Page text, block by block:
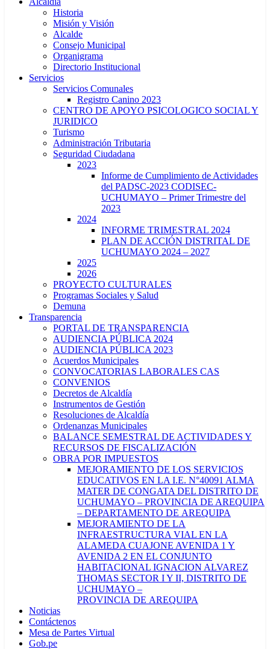
Historia
Misión y Visión
Alcalde
Consejo Municipal
Organigrama
Directorio Institucional
Servicios
Servicios Comunales
Registro Canino 2023
CENTRO DE APOYO PSICOLOGICO SOCIAL Y
JURIDICO
Turismo
Administración Tributaria
Seguridad Ciudadana
2023
Informe de Cumplimiento de Actividades
del PADSC-2023 CODISEC-
UCHUMAYO – Primer Trimestre del
2023
2024
INFORME TRIMESTRAL 2024
PLAN DE ACCIÓN DISTRITAL DE
UCHUMAYO 2024 – 2027
2025
2026
PROYECTO CULTURALES
Programas Sociales y Salud
Demuna
Transparencia
PORTAL DE TRANSPARENCIA
AUDIENCIA PÚBLICA 2024
AUDIENCIA PÚBLICA 2023
Acuerdos Municipales
CONVOCATORIAS LABORALES CAS
CONVENIOS
Decretos de Alcaldía
Instrumentos de Gestión
Resoluciones de Alcaldía
Ordenanzas Municipales
BALANCE SEMESTRAL DE ACTIVIDADES Y
RECURSOS DE FISCALIZACIÓN
OBRA POR IMPUESTOS
MEJORAMIENTO DE LOS SERVICIOS
EDUCATIVOS EN LA I.E. N°40091 ALMA
MATER DE CONGATA DEL DISTRITO DE
UCHUMAYO – PROVINCIA DE AREQUIPA
– DEPARTAMENTO DE AREQUIPA
MEJORAMIENTO DE LA
INFRAESTRUCTURA VIAL EN LA
ALAMEDA CUAJONE AVENIDA 1 Y
AVENIDA 2 EN EL CONJUNTO
HABITACIONAL IGNACION ALVAREZ
THOMAS SECTOR I Y II, DISTRITO DE
UCHUMAYO –
PROVINCIA DE AREQUIPA
Noticias
Contáctenos
Mesa de Partes Virtual
Gob.pe